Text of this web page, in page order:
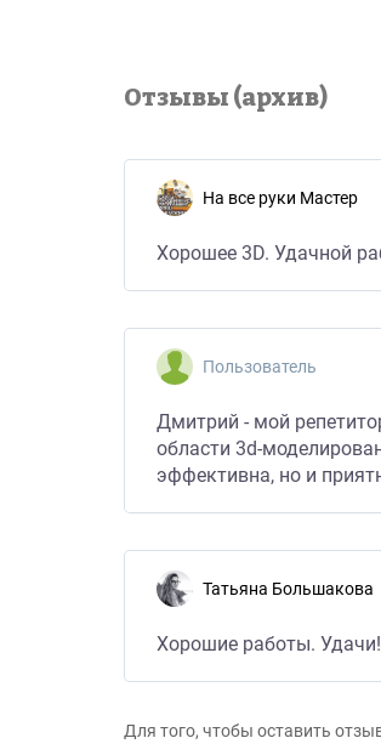
Отзывы (архив)
На все руки Мастер
Хорошее 3D. Удачной
Пользователь
Дмитрий - мой
области 3d-
эффективна, но и
Татьяна Большакова
Хорошие работы. Удачи!
Для того, чтобы оставить